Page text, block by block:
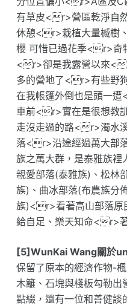
有草皮<r>營區乾淨自
休憩<r>栽植大量槭樹
櫻 可惜已過花季<r>奇
<r>卻是我露營以來
多的營地了<r>有些野
在我帳篷外倒也是頭一
車前<r>實在是很想教
走沒走過的路<r>濁水
落<r>沿途經過萬大部
族之萬大群，是泰雅族
親愛部落(泰雅族)、松林
族)、曲冰部落(布農族分
族)<r>看著高山部落原
給自足、樂天知命<r>
[5]WunKai Wang關於
保留了原本的經濟作物-
木籬、石塊與棧板勾勒出
點綴，還有一位和善健談